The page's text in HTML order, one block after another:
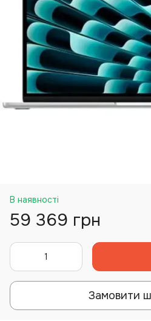
В наявності
59 369 грн
Замовити